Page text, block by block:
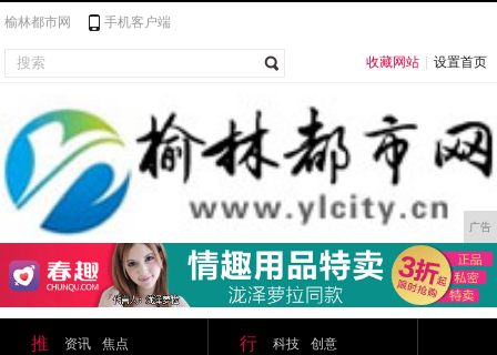
榆林都市网 手机客户端
收藏网站 设置首页
广告
推
资讯
焦点
行
科技
创意